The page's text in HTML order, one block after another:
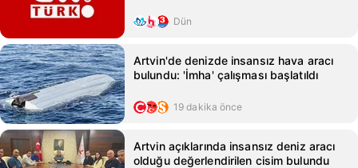
Dün
Artvin'de denizde insansız hava aracı
bulundu: 'İmha' çalışması başlatıldı
19 dakika önce
Artvin açıklarında insansız deniz aracı
olduğu değerlendirilen cisim bulundu